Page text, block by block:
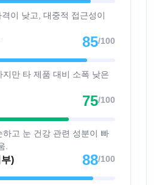
이 낮고, 대중적 접근성이
85/100
지만 타 제품 대비 소폭 낮은
75/100
하고 눈 건강 관련 성분이 빠
.
) 88/100